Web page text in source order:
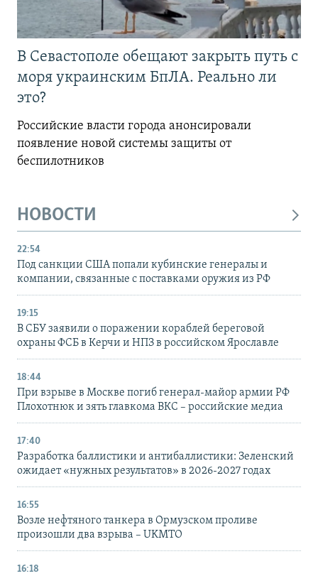
В Севастополе обещают закрыть путь с
моря украинским БпЛА. Реально ли
это?
Российские власти города анонсировали
появление новой системы защиты от
беспилотников
НОВОСТИ
22:54
Под санкции США попали кубинские генералы и
компании, связанные с поставками оружия из РФ
19:15
В СБУ заявили о поражении кораблей береговой
охраны ФСБ в Керчи и НПЗ в российском Ярославле
18:44
При взрыве в Москве погиб генерал-майор армии РФ
Плохотнюк и зять главкома ВКС – российские медиа
17:40
Разработка баллистики и антибаллистики: Зеленский
ожидает «нужных результатов» в 2026-2027 годах
16:55
Возле нефтяного танкера в Ормузском проливе
произошли два взрыва – UKMTO
16:18